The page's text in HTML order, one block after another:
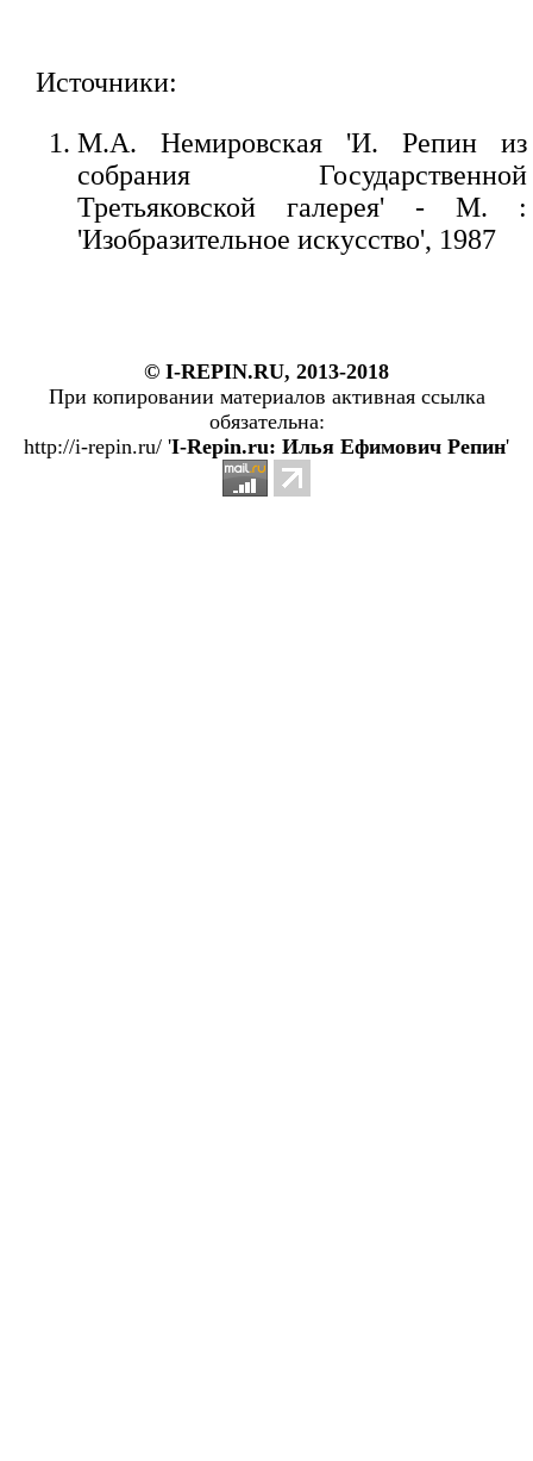
Источники:
М.А. Немировская 'И. Репин из
собрания Государственной
Третьяковской галерея' - М. :
'Изобразительное искусство', 1987
© I-REPIN.RU, 2013-2018
При копировании материалов активная ссылка
обязательна:
http://i-repin.ru/ 'I-Repin.ru: Илья Ефимович Репин'